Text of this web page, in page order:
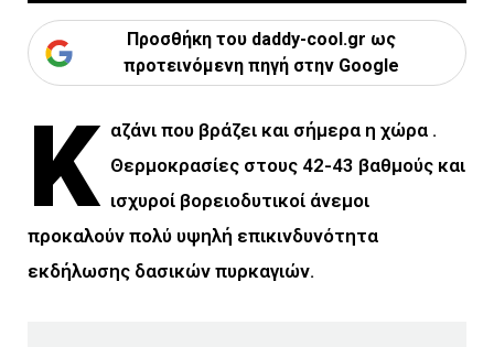
Προσθήκη του daddy-cool.gr ως
προτεινόμενη πηγή στην Google
Κ αζάνι που βράζει και σήμερα η χώρα .
Θερμοκρασίες στους 42-43 βαθμούς και
ισχυροί βορειοδυτικοί άνεμοι
προκαλούν πολύ υψηλή επικινδυνότητα
εκδήλωσης δασικών πυρκαγιών.